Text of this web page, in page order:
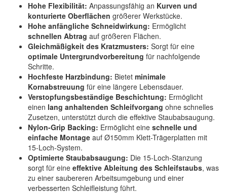
Hohe Flexibilität: Anpassungsfähig an Kurven und
konturierte Oberflächen größerer Werkstücke.
Hohe anfängliche Schneidwirkung: Ermöglicht
schnellen Abtrag auf größeren Flächen.
Gleichmäßigkeit des Kratzmusters: Sorgt für eine
optimale Untergrundvorbereitung für nachfolgende
Schritte.
Hochfeste Harzbindung: Bietet minimale
Kornabstreuung für eine längere Lebensdauer.
Verstopfungsbeständige Beschichtung: Ermöglicht
einen lang anhaltenden Schleifvorgang ohne schnelles
Zusetzen, unterstützt durch die effektive Staubabsaugung.
Nylon-Grip Backing: Ermöglicht eine schnelle und
einfache Montage auf Ø150mm Klett-Trägerplatten mit
15-Loch-System.
Optimierte Staubabsaugung: Die 15-Loch-Stanzung
sorgt für eine effektive Ableitung des Schleifstaubs, was
zu einer saubereren Arbeitsumgebung und einer
verbesserten Schleifleistung führt.